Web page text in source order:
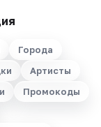
Города
Артисты
Промокоды